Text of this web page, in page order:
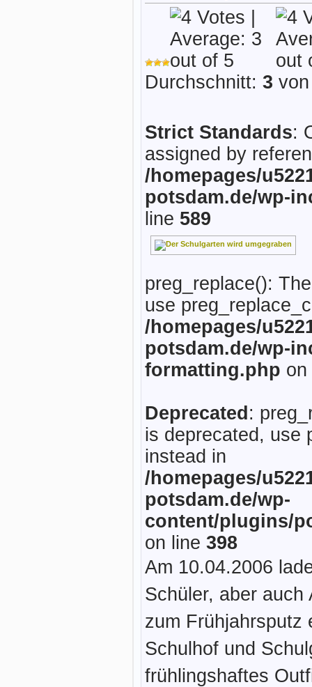
Durchschnitt: 3
Strict Standards:
assigned by
/homepages/
potsdam.de/wp-
line 589
preg_replace():
use
/homepages/
potsdam.de/wp-
formatting.php
Deprecated :
is deprecated, use
instead in
/homepages/
potsdam.de/wp-
content/plugins/
on line 398
Am 10.04.2006
Schüler, aber
zum Frühjahrsputz
Schulhof und
frühlingshaftes